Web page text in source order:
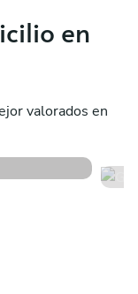
en
valorados en